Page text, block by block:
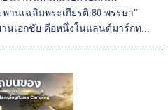
านเฉลิมพระเกียรติ 80 พรรษา"
นเอกชัย คือหนึ่งในแลนด์มาร์กท...